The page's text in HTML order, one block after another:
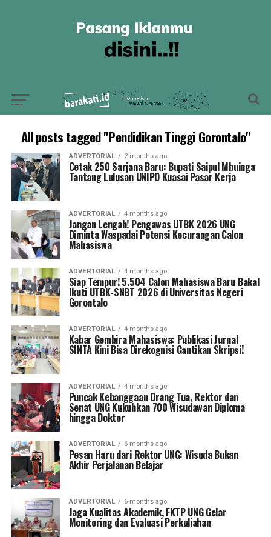
All posts tagged "Pendidikan Tinggi Gorontalo"
ADVERTORIAL 2 months ago
Cetak 250 Sarjana Baru: Bupati Saipul Mbuinga
Tantang Lulusan UNIPO Kuasai Pasar Kerja
ADVERTORIAL 4 months ago
Jangan Lengah! Pengawas UTBK 2026 UNG
Diminta Waspadai Potensi Kecurangan Calon
Mahasiswa
ADVERTORIAL 4 months ago
Siap Tempur! 5.504 Calon Mahasiswa Baru Bakal
Ikuti UTBK-SNBT 2026 di Universitas Negeri
Gorontalo
ADVERTORIAL 4 months ago
Kabar Gembira Mahasiswa: Publikasi Jurnal
SINTA Kini Bisa Direkognisi Gantikan Skripsi!
ADVERTORIAL 4 months ago
Puncak Kebanggaan Orang Tua, Rektor dan
Senat UNG Kukuhkan 700 Wisudawan Diploma
hingga Doktor
ADVERTORIAL 6 months ago
Pesan Haru dari Rektor UNG: Wisuda Bukan
Akhir Perjalanan Belajar
ADVERTORIAL 6 months ago
Jaga Kualitas Akademik, FKTP UNG Gelar
Monitoring dan Evaluasi Perkuliahan